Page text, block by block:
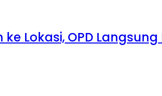
Lokasi, OPD